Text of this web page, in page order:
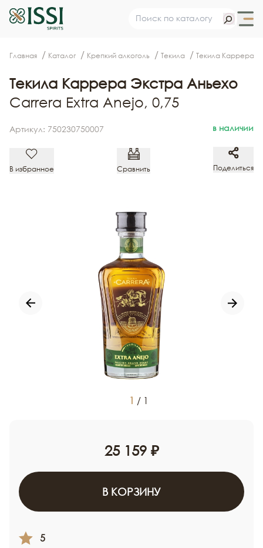
Главная Каталог Крепкий алкоголь Текила Текила Каррера
Текила Каррера Экстра Аньехо
Carrera Extra Anejo, 0,75
Артикул: 750230750007 в наличии
В избранное Сравнить Поделиться
1 / 1
25 159 ₽
В КОРЗИНУ
5